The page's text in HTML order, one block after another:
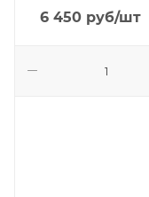
6 450 руб/шт